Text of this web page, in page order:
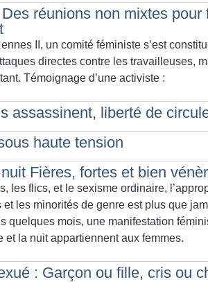
réunions non mixtes pour
II, un comité féministe s’est
directes contre les travailleuses,
Témoignage d’une activiste :
assassinent, liberté de
haute tension
Fières, fortes et bien
les flics, et le sexisme ordinaire,
et les minorités de genre est plus que
quelques mois, une manifestation
et la nuit appartiennent aux femmes.
: Garçon ou fille, cris ou